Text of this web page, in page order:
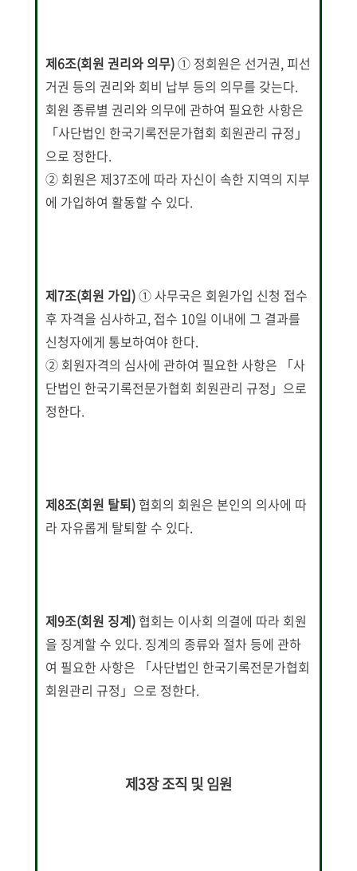
제6조(회원 권리와 의무)① 정회원은 선거권, 피선
거권 등의 권리와 회비 납부 등의 의무를 갖는다.
회원 종류별 권리와 의무에 관하여 필요한 사항은
「사단법인 한국기록전문가협회 회원관리 규정」
으로 정한다.
② 회원은 제37조에 따라 자신이 속한 지역의 지부
에 가입하여 활동할 수 있다.
제7조(회원 가입)① 사무국은 회원가입 신청 접수
후 자격을 심사하고, 접수 10일 이내에 그 결과를
신청자에게 통보하여야 한다.
② 회원자격의 심사에 관하여 필요한 사항은 「사
단법인 한국기록전문가협회 회원관리 규정」으로
정한다.
제8조(회원 탈퇴) 협회의 회원은 본인의 의사에 따
라 자유롭게 탈퇴할 수 있다.
제9조(회원 징계) 협회는 이사회 의결에 따라 회원
을 징계할 수 있다. 징계의 종류와 절차 등에 관하
여 필요한 사항은 「사단법인 한국기록전문가협회
회원관리 규정」으로 정한다.
제3장 조직 및 임원